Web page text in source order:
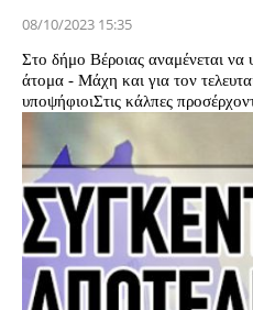
08/10/2023 15:35
Στο δήμο Βέροιας αναμένεται
άτομα - Μάχη και για τον
υποψήφιοιΣτις κάλπες